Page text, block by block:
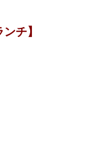
チ】